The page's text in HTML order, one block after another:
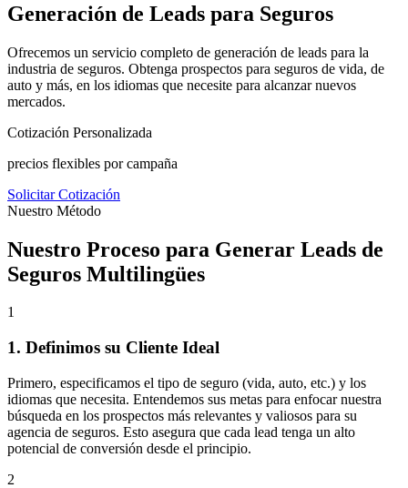
Generación de Leads para Seguros
Ofrecemos un servicio completo de generación de leads para la
industria de seguros. Obtenga prospectos para seguros de vida, de
auto y más, en los idiomas que necesite para alcanzar nuevos
mercados.
Cotización Personalizada
precios flexibles por campaña
Solicitar Cotización
Nuestro Método
Nuestro Proceso para Generar Leads de
Seguros Multilingües
1
1. Definimos su Cliente Ideal
Primero, especificamos el tipo de seguro (vida, auto, etc.) y los
idiomas que necesita. Entendemos sus metas para enfocar nuestra
búsqueda en los prospectos más relevantes y valiosos para su
agencia de seguros. Esto asegura que cada lead tenga un alto
potencial de conversión desde el principio.
2